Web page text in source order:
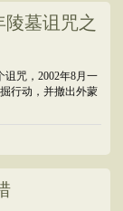
陵墓诅咒之
咒，2002年8月一
行动，并撤出外蒙